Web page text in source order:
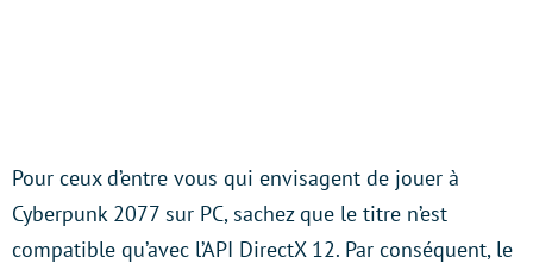
Pour ceux d’entre vous qui envisagent de jouer à
Cyberpunk 2077 sur PC, sachez que le titre n’est
compatible qu’avec l’API DirectX 12. Par conséquent, le